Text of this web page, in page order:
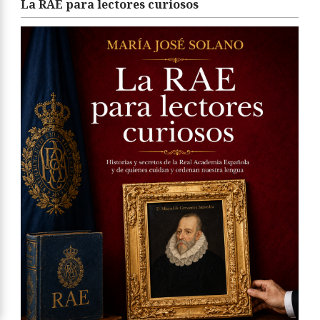
La RAE para lectores curiosos